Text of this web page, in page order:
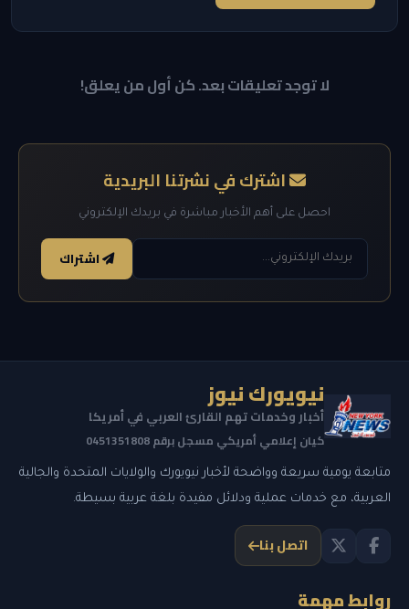
لا توجد تعليقات بعد. كن أول من يعلق!
اشترك في نشرتنا البريدية
احصل على أهم الأخبار مباشرة في بريدك الإلكتروني
اشتراك
نيويورك نيوز
أخبار وخدمات تهم القارئ العربي في أمريكا
كيان إعلامي أمريكي مسجل برقم 0451351808
متابعة يومية سريعة وواضحة لأخبار نيويورك والولايات المتحدة والجالية
العربية، مع خدمات عملية ودلائل مفيدة بلغة عربية بسيطة.
اتصل بنا
روابط مهمة